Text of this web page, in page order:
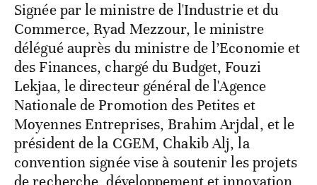
Signée par le ministre de l'Industrie et du
Commerce, Ryad Mezzour, le ministre
délégué auprès du ministre de l’Economie et
des Finances, chargé du Budget, Fouzi
Lekjaa, le directeur général de l'Agence
Nationale de Promotion des Petites et
Moyennes Entreprises, Brahim Arjdal, et le
président de la CGEM, Chakib Alj, la
convention signée vise à soutenir les projets